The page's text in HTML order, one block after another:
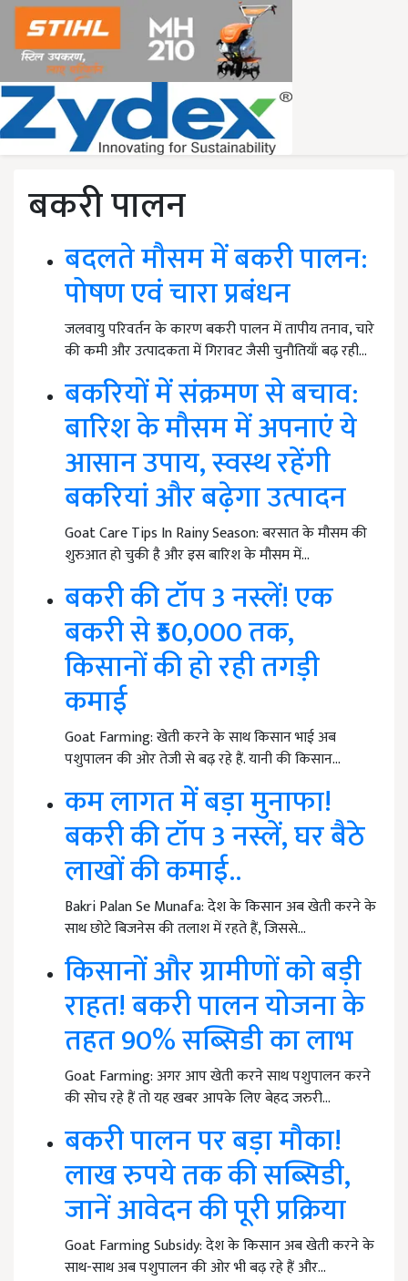
बकरी पालन
बदलते मौसम में बकरी पालन:
पोषण एवं चारा प्रबंधन
जलवायु परिवर्तन के कारण बकरी पालन में तापीय तनाव, चारे
की कमी और उत्पादकता में गिरावट जैसी चुनौतियाँ बढ़ रही…
बकरियों में संक्रमण से बचाव:
बारिश के मौसम में अपनाएं ये
आसान उपाय, स्वस्थ रहेंगी
बकरियां और बढ़ेगा उत्पादन
Goat Care Tips In Rainy Season: बरसात के मौसम की
शुरुआत हो चुकी है और इस बारिश के मौसम में…
बकरी की टॉप 3 नस्लें! एक
बकरी से ₹50,000 तक,
किसानों की हो रही तगड़ी
कमाई
Goat Farming: खेती करने के साथ किसान भाई अब
पशुपालन की ओर तेजी से बढ़ रहे हैं. यानी की किसान…
कम लागत में बड़ा मुनाफा!
बकरी की टॉप 3 नस्लें, घर बैठे
लाखों की कमाई..
Bakri Palan Se Munafa: देश के किसान अब खेती करने के
साथ छोटे बिजनेस की तलाश में रहते हैं, जिससे…
किसानों और ग्रामीणों को बड़ी
राहत! बकरी पालन योजना के
तहत 90% सब्सिडी का लाभ
Goat Farming: अगर आप खेती करने साथ पशुपालन करने
की सोच रहे हैं तो यह खबर आपके लिए बेहद जरुरी…
बकरी पालन पर बड़ा मौका!
लाख रुपये तक की सब्सिडी,
जानें आवेदन की पूरी प्रक्रिया
Goat Farming Subsidy: देश के किसान अब खेती करने के
साथ-साथ अब पशुपालन की ओर भी बढ़ रहे हैं और…